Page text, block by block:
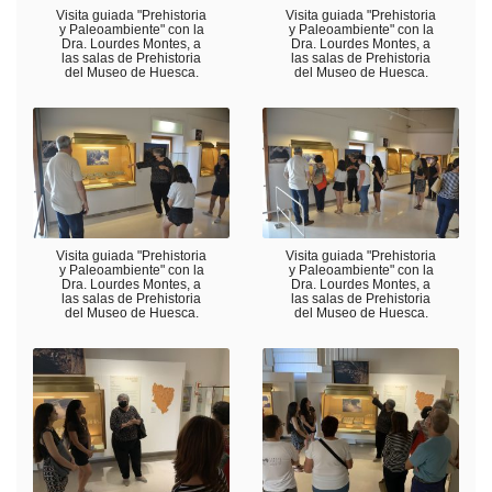
Visita guiada "Prehistoria
y Paleoambiente" con la
Dra. Lourdes Montes, a
las salas de Prehistoria
del Museo de Huesca.
Visita guiada "Prehistoria
y Paleoambiente" con la
Dra. Lourdes Montes, a
las salas de Prehistoria
del Museo de Huesca.
Visita guiada "Prehistoria
y Paleoambiente" con la
Dra. Lourdes Montes, a
las salas de Prehistoria
del Museo de Huesca.
Visita guiada "Prehistoria
y Paleoambiente" con la
Dra. Lourdes Montes, a
las salas de Prehistoria
del Museo de Huesca.